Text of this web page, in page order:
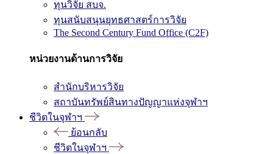
ทุนวิจัย สบจ.
ทุนสนับสนุนยุทธศาสตร์การวิจัย
The Second Century Fund Office (C2F)
หน่วยงานด้านการวิจัย
สำนักบริหารวิจัย
สถาบันทรัพย์สินทางปัญญาแห่งจุฬาฯ
ชีวิตในจุฬาฯ
ย้อนกลับ
ชีวิตในจุฬาฯ